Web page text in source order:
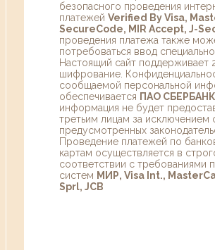
безопасного проведения
платежей Verified By Visa,
SecureCode, MIR Accept, J-
проведения платежа также
потребоваться ввод
Настоящий сайт поддерживает
шифрование.
сообщаемой персональной
обеспечивается ПАО СБЕРБАНК
информация не будет
третьим лицам за исключением
предусмотренных
Проведение платежей по
картам осуществляется в
соответствии с требованиями
систем МИР, Visa Int.,
Sprl, JCB